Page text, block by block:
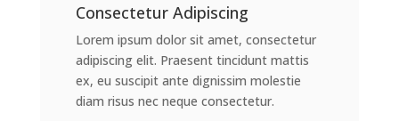
Consectetur Adipiscing
Lorem ipsum dolor sit amet, consectetur
adipiscing elit. Praesent tincidunt mattis
ex, eu suscipit ante dignissim molestie
diam risus nec neque consectetur.